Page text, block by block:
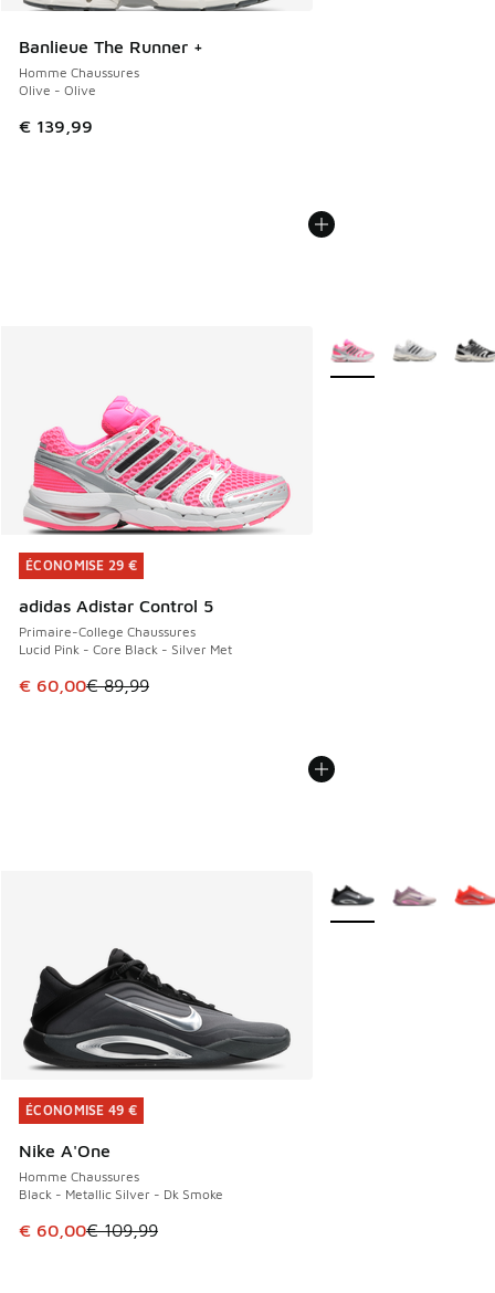
Banlieue The Runner +
Homme Chaussures
Olive - Olive
€ 139,99
ÉCONOMISE 29 €
adidas Adistar Control 5
Primaire-College Chaussures
Lucid Pink - Core Black - Silver Met
Cet article est en promotion. Prix en baisse de € 89,99 à
€ 60,00€ 89,99
ÉCONOMISE 29 €
Plus de couleurs
ÉCONOMISE 49 €
Nike A'One
Homme Chaussures
Black - Metallic Silver - Dk Smoke
Cet article est en promotion. Prix en baisse de € 109,99 à
€ 60,00€ 109,99
ÉCONOMISE 49 €
Plus de couleurs